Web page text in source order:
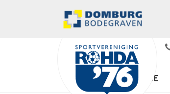
HOME